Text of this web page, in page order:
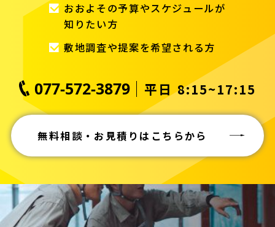
おおよその予算やスケジュールが
知りたい方
敷地調査や提案を希望される方
077-572-3879 平日 8:15~17:15
無料相談・お見積りはこちらから